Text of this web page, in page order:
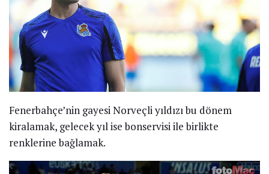
Fenerbahçe’nin gayesi Norveçli yıldızı bu dönem
kiralamak, gelecek yıl ise bonservisi ile birlikte
renklerine bağlamak.